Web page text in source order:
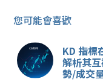
您可能會喜歡
KD 指標
解析其
勢/成交